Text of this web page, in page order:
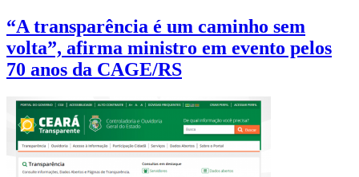
“A transparência é um caminho sem
volta”, afirma ministro em evento pelos
70 anos da CAGE/RS